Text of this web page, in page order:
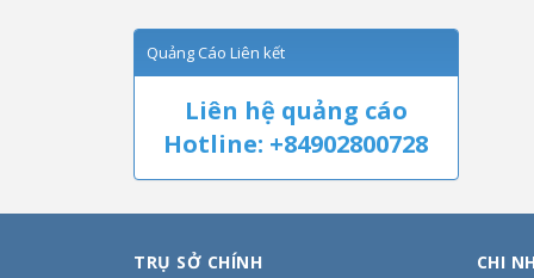
Quảng Cáo Liên kết
Liên hệ quảng cáo
Hotline: +84902800728
TRỤ SỞ CHÍNH CHI